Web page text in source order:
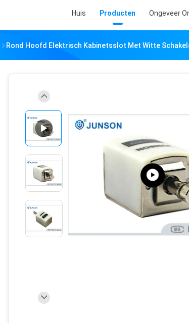
Huis Producten Ongeveer
Rond Hoofd Elektrisch Kabinetsslot Met Witte